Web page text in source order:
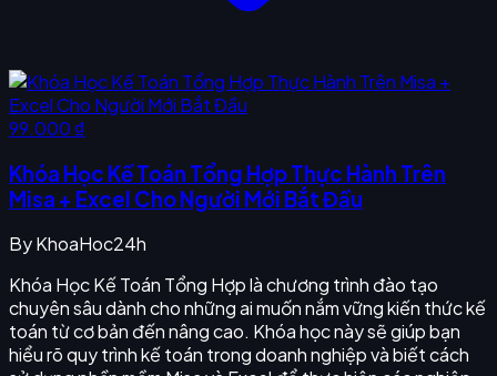
99.000 ₫
Khóa Học Kế Toán Tổng Hợp Thực Hành Trên
Misa + Excel Cho Người Mới Bắt Đầu
ByKhoaHoc24h
Khóa Học Kế Toán Tổng Hợp là chương trình đào tạo
chuyên sâu dành cho những ai muốn nắm vững kiến thức kế
toán từ cơ bản đến nâng cao. Khóa học này sẽ giúp bạn
hiểu rõ quy trình kế toán trong doanh nghiệp và biết cách